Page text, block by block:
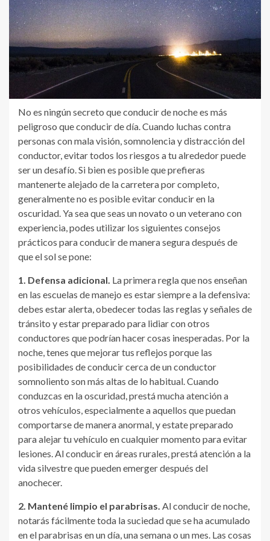
No es ningún secreto que conducir de noche es más
peligroso que conducir de día. Cuando luchas contra
personas con mala visión, somnolencia y distracción del
conductor, evitar todos los riesgos a tu alrededor puede
ser un desafío. Si bien es posible que prefieras
mantenerte alejado de la carretera por completo,
generalmente no es posible evitar conducir en la
oscuridad. Ya sea que seas un novato o un veterano con
experiencia, podes utilizar los siguientes consejos
prácticos para conducir de manera segura después de
que el sol se pone:
1. Defensa adicional. La primera regla que nos enseñan
en las escuelas de manejo es estar siempre a la defensiva:
debes estar alerta, obedecer todas las reglas y señales de
tránsito y estar preparado para lidiar con otros
conductores que podrían hacer cosas inesperadas. Por la
noche, tenes que mejorar tus reflejos porque las
posibilidades de conducir cerca de un conductor
somnoliento son más altas de lo habitual. Cuando
conduzcas en la oscuridad, prestá mucha atención a
otros vehículos, especialmente a aquellos que puedan
comportarse de manera anormal, y estate preparado
para alejar tu vehículo en cualquier momento para evitar
lesiones. Al conducir en áreas rurales, prestá atención a la
vida silvestre que pueden emerger después del
anochecer.
2. Mantené limpio el parabrisas. Al conducir de noche,
notarás fácilmente toda la suciedad que se ha acumulado
en el parabrisas en un día, una semana o un mes. Las cosas